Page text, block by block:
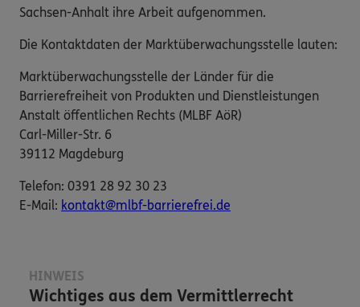
Sachsen-Anhalt ihre Arbeit aufgenommen.
Die Kontaktdaten der Marktüberwachungsstelle lauten:
Marktüberwachungsstelle der Länder für die
Barrierefreiheit von Produkten und Dienstleistungen
Anstalt öffentlichen Rechts (MLBF AöR)
Carl-Miller-Str. 6
39112 Magdeburg
Telefon: 0391 28 92 30 23
E-​Mail: kontakt@mlbf-barrierefrei.de
HINWEIS
Wichtiges aus dem Vermittlerrecht